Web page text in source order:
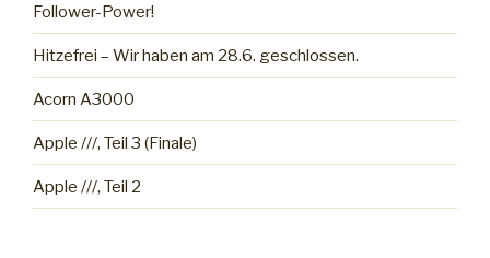
Follower-Power!
Hitzefrei – Wir haben am 28.6. geschlossen.
Acorn A3000
Apple ///, Teil 3 (Finale)
Apple ///, Teil 2